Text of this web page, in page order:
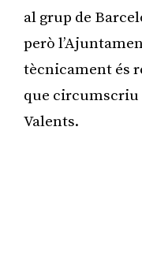
al grup de
però
tècnicament és
que circumscriu
Valents.